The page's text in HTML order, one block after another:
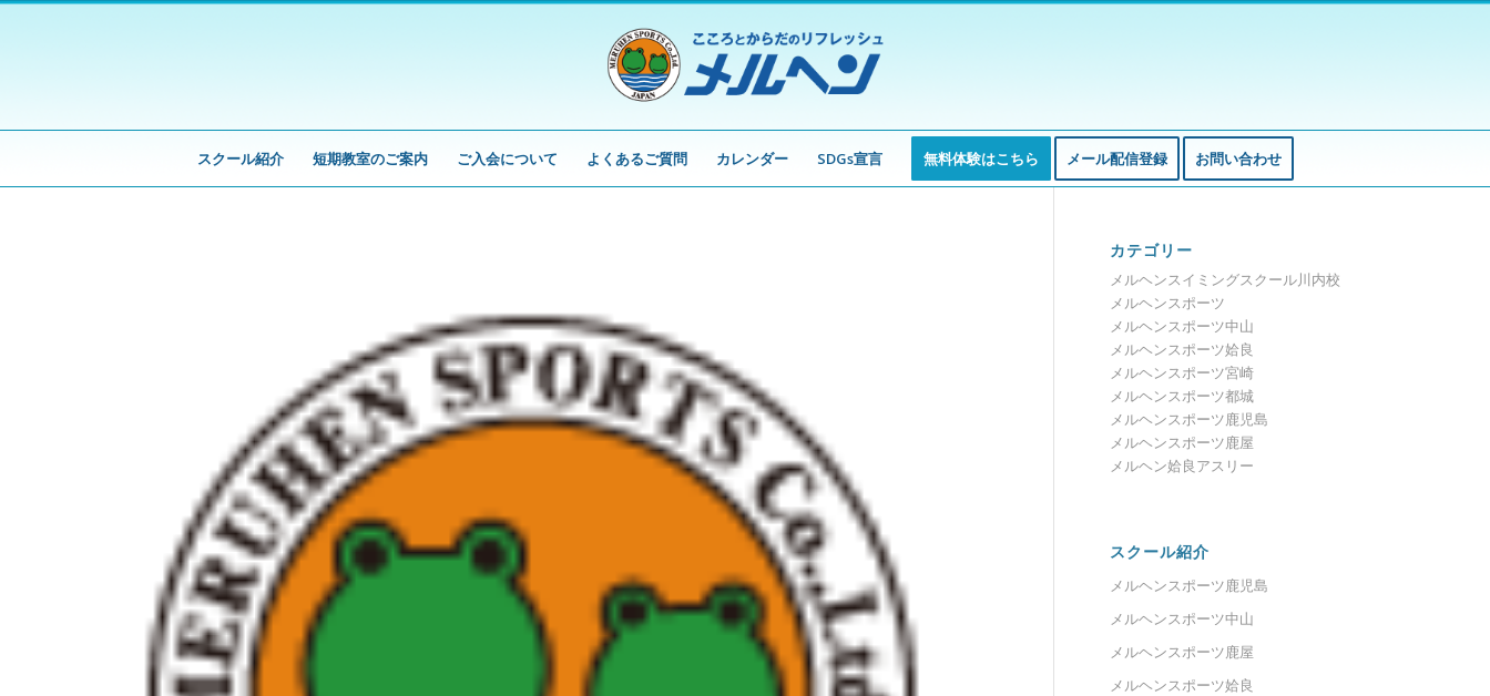
スクール紹介 短期教室のご案内 ご入会について よくあるご質問 カレンダー SDGs宣言 無料体験はこちら メール配信登録 お問い合わせ
カテゴリー
メルヘンスイミングスクール川内校
メルヘンスポーツ
メルヘンスポーツ中山
メルヘンスポーツ姶良
メルヘンスポーツ宮崎
メルヘンスポーツ都城
メルヘンスポーツ鹿児島
メルヘンスポーツ鹿屋
メルヘン姶良アスリー
スクール紹介
メルヘンスポーツ鹿児島
メルヘンスポーツ中山
メルヘンスポーツ鹿屋
メルヘンスポーツ姶良